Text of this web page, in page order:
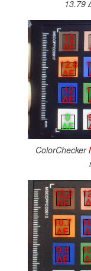
13.79
12
∆E
12.8
∆E
12
∆E
0
∆E
ColorChecker
12.2
∆E
10.7
∆E
9.4
∆E